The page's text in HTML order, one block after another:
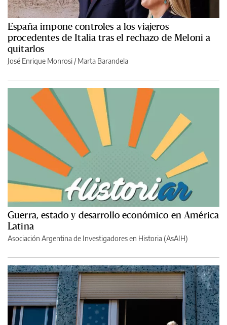
España impone controles a los viajeros
procedentes de Italia tras el rechazo de Meloni a
quitarlos
José Enrique Monrosi / Marta Barandela
Guerra, estado y desarrollo económico en América
Latina
Asociación Argentina de Investigadores en Historia (AsAIH)